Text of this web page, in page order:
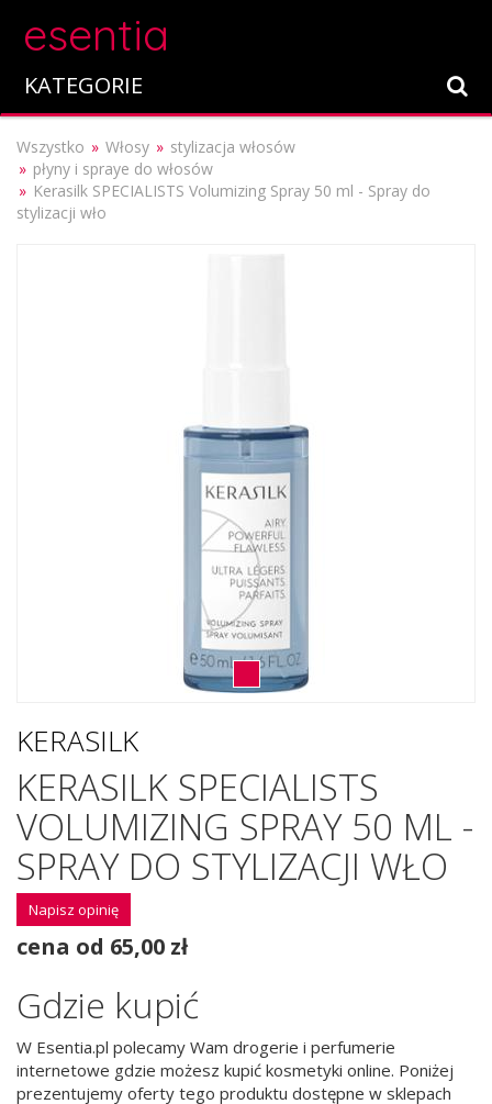
esentia
KATEGORIE
Wszystko Włosy
stylizacja włosów
płyny i spraye do włosów
Kerasilk SPECIALISTS Volumizing Spray 50 ml - Spray do
stylizacji wło
KERASILK
KERASILK SPECIALISTS
VOLUMIZING SPRAY 50 ML -
SPRAY DO STYLIZACJI WŁO
Napisz opinię
cena od 65,00 zł
Gdzie kupić
W Esentia.pl polecamy Wam drogerie i perfumerie
internetowe gdzie możesz kupić kosmetyki online. Poniżej
prezentujemy oferty tego produktu dostępne w sklepach